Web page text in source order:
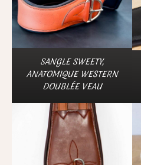
SANGLE SWEETY,
ANATOMIQUE WESTERN
DOUBLÉE VEAU